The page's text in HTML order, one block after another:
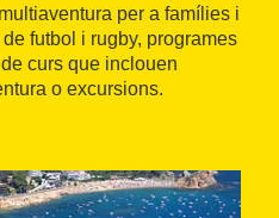
per a famílies i
futbol i rugby, programes
curs que inclouen
o excursions.